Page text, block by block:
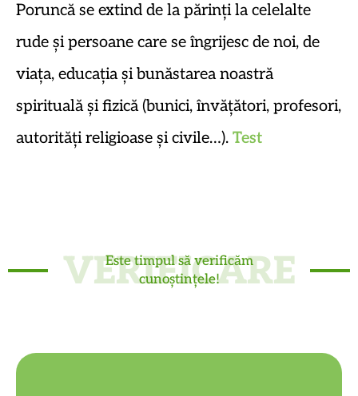
Poruncă se extind de la părinți la celelalte
rude și persoane care se îngrijesc de noi, de
viața, educația și bunăstarea noastră
spirituală și fizică (bunici, învățători, profesori,
autorități religioase și civile…). Test
VERIFICARE
Este timpul să verificăm
cunoștințele!